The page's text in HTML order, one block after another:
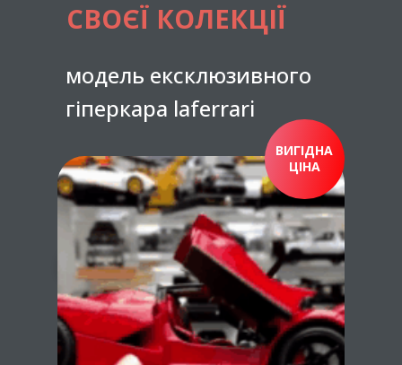
ПРИДБАТИ ЗАРАЗ
СВОЄЇ КОЛЕКЦІЇ
модель ексклюзивного
гіперкара laferrari
ВИГІДНА
ЦІНА